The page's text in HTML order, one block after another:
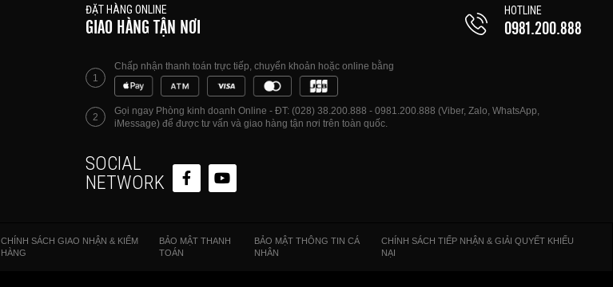
ĐẶT HÀNG ONLINE
GIAO HÀNG TẬN NƠI
HOTLINE
0981.200.888
1
Chấp nhận thanh toán trực tiếp, chuyển khoản hoặc online bằng
2
Gọi ngay Phòng kinh doanh Online - ĐT: (028) 38.200.888 - 0981.200.888 (Viber, Zalo, WhatsApp,
iMessage) để được tư vấn và giao hàng tận nơi trên toàn quốc.
SOCIAL
NETWORK
CHÍNH SÁCH GIAO NHẬN & KIỂM
HÀNG
BẢO MẬT THANH
TOÁN
BẢO MẬT THÔNG TIN CÁ
NHÂN
CHÍNH SÁCH TIẾP NHẬN & GIẢI QUYẾT KHIẾU
NẠI